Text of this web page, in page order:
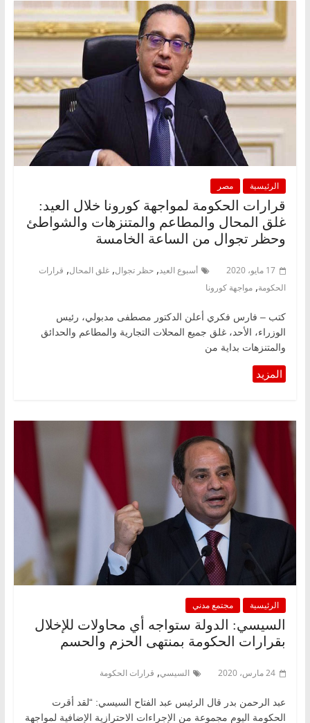
الرئيسية مصر
قرارات الحكومة لمواجهة كورونا خلال العيد:
غلق المحال والمطاعم والمتنزهات والشواطئ
وحظر تجوال من الساعة الخامسة
17 مايو، 2020 أسبوع العيد, حظر تجوال, غلق المحال, قرارات
الحكومة, مواجهة كورونا
كتب – فارس فكري أعلن الدكتور مصطفى مدبولي، رئيس
الوزراء، الأحد، غلق جميع المحلات التجارية والمطاعم والحدائق
والمتنزهات بداية من
الرئيسية مجتمع مدني
السيسي: الدولة ستواجه أي محاولات للإخلال
بقرارات الحكومة بمنتهى الحزم والحسم
24 مارس، 2020 السيسي, قرارات الحكومة
عبد الرحمن بدر قال الرئيس عبد الفتاح السيسي: “لقد أقرت
الحكومة اليوم مجموعة من الإجراءات الاحترازية الإضافية لمواجهة